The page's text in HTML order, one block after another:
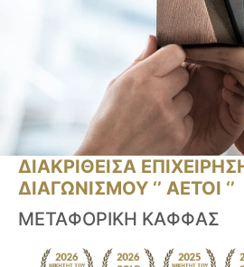
ΔΙΑΚΡΙΘΕΙΣΑ
ΔΙΑΓΩΝΙΣΜΟΥ ‘’ ΑΕΤΟΙ ‘’
ΜΕΤΑΦΟΡΙΚΗ ΚΑΦΦΑΣ